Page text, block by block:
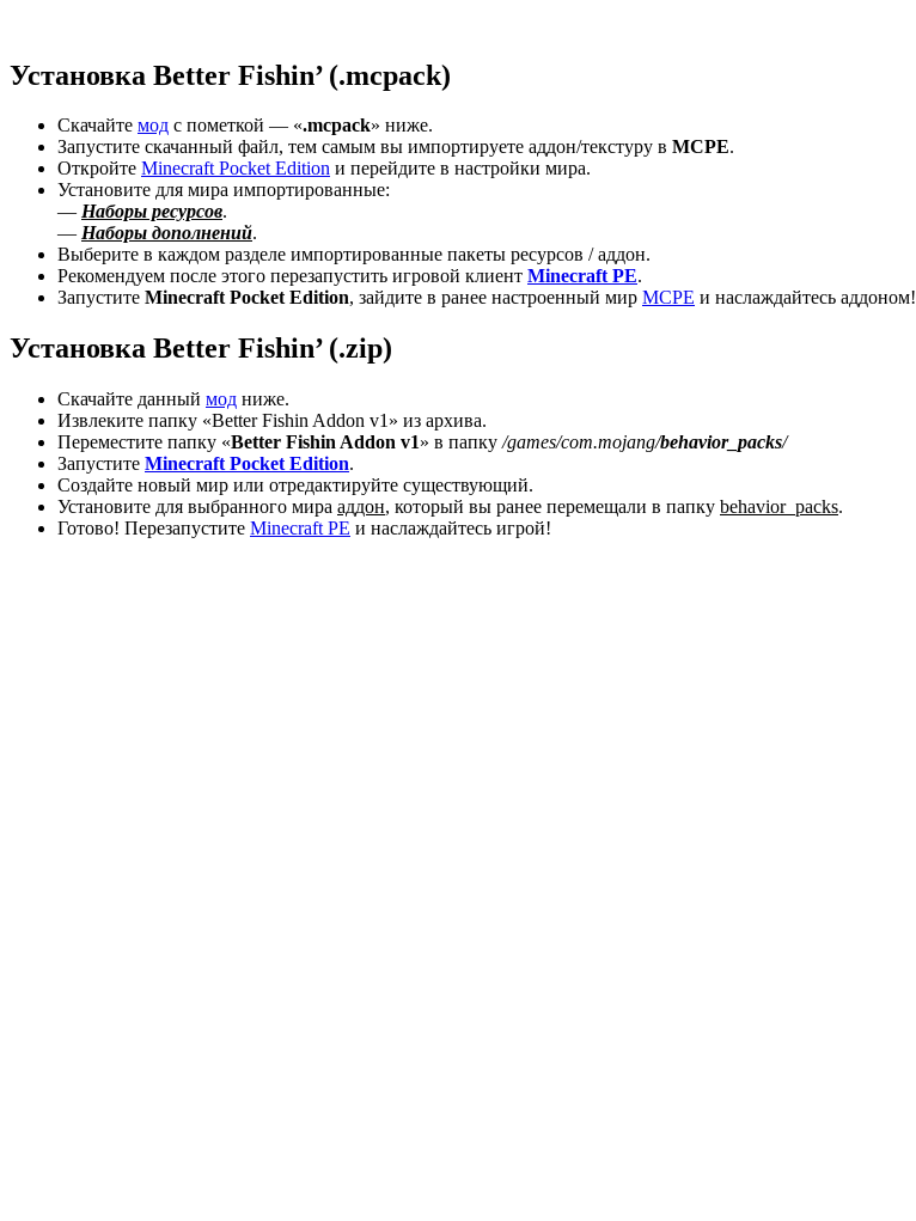
Установка Better Fishin’ (.mcpack)
Скачайте мод с пометкой — «.mcpack» ниже.
Запустите скачанный файл, тем самым вы импортируете аддон/текстуру в MCPE.
Откройте Minecraft Pocket Edition и перейдите в настройки мира.
Установите для мира импортированные:
— Наборы ресурсов.
— Наборы дополнений.
Выберите в каждом разделе импортированные пакеты ресурсов / аддон.
Рекомендуем после этого перезапустить игровой клиент Minecraft PE.
Запустите Minecraft Pocket Edition, зайдите в ранее настроенный мир MCPE и наслаждайтесь аддоном!
Установка Better Fishin’ (.zip)
Скачайте данный мод ниже.
Извлеките папку «Better Fishin Addon v1» из архива.
Переместите папку «Better Fishin Addon v1» в папку /games/com.mojang/behavior_packs/
Запустите Minecraft Pocket Edition.
Создайте новый мир или отредактируйте существующий.
Установите для выбранного мира аддон, который вы ранее перемещали в папку behavior_packs.
Готово! Перезапустите Minecraft PE и наслаждайтесь игрой!